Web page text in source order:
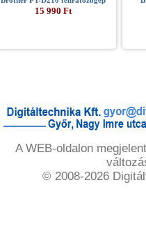
15 990 Ft
A WEB-oldalon
© 2008-2026